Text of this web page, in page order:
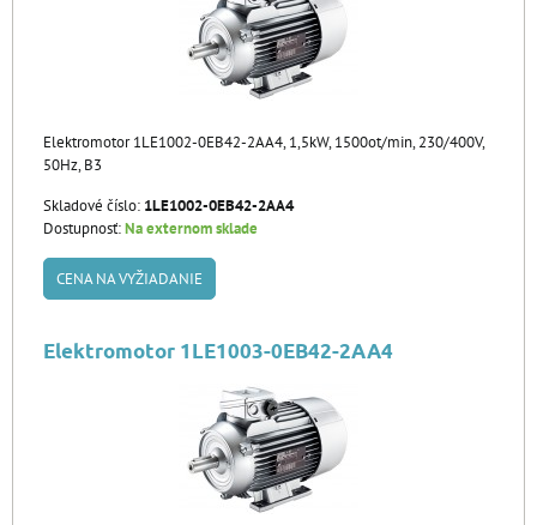
Elektromotor 1LE1002-0EB42-2AA4, 1,5kW, 1500ot/min, 230/400V,
50Hz, B3
Skladové číslo: 1LE1002-0EB42-2AA4
Dostupnosť:Na externom sklade
CENA NA VYŽIADANIE
Elektromotor 1LE1003-0EB42-2AA4